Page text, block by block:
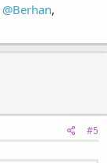
@Berhan,
#5